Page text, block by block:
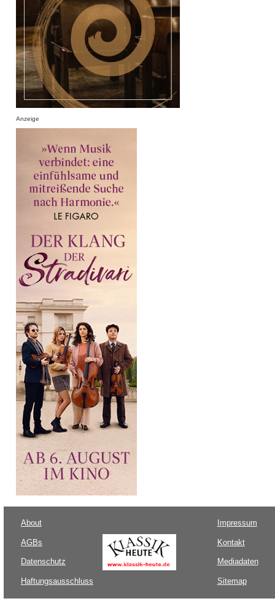
Anzeige
About
AGBs
Datenschutz
Haftungsausschluss
Impressum
Kontakt
Mediadaten
Sitemap